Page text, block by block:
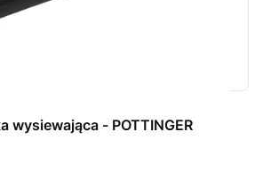
wysiewająca - POTTINGER